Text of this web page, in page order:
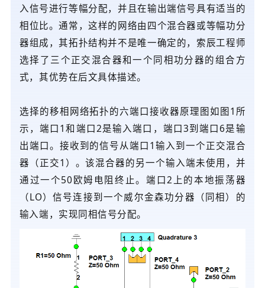
入信号进行等幅分配，并且在输出端信号具有适当的
相位比。通常，这样的网络由四个混合器或等幅功分
器组成，其拓扑结构并不是唯一确定的，索辰工程师
选择了三个正交混合器和一个同相功分器的组合方
式，其优势在后文具体描述。
选择的移相网络拓扑的六端口接收器原理图如图1所
示，端口1和端口2是输入端口，端口3到端口6是输
出端口。接收到的信号从端口1输入到一个正交混合
器（正交1）。该混合器的另一个输入端未使用，并
通过一个50欧姆电阻终止。端口2上的本地振荡器
（LO）信号连接到一个威尔金森功分器（同相）的
输入端，实现同相信号分配。